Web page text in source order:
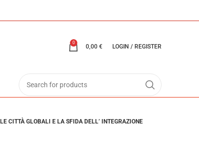
0
0,00 € LOGIN / REGISTER
LE CITTÀ GLOBALI E LA SFIDA DELL’ INTEGRAZIONE